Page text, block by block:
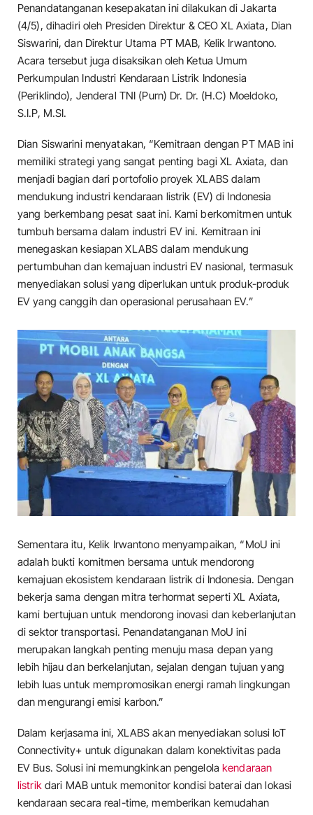
Penandatanganan kesepakatan ini dilakukan di Jakarta
(4/5), dihadiri oleh Presiden Direktur & CEO XL Axiata, Dian
Siswarini, dan Direktur Utama PT MAB, Kelik Irwantono.
Acara tersebut juga disaksikan oleh Ketua Umum
Perkumpulan Industri Kendaraan Listrik Indonesia
(Periklindo), Jenderal TNI (Purn) Dr. Dr. (H.C) Moeldoko,
S.I.P, M.SI.
Dian Siswarini menyatakan, “Kemitraan dengan PT MAB ini
memiliki strategi yang sangat penting bagi XL Axiata, dan
menjadi bagian dari portofolio proyek XLABS dalam
mendukung industri kendaraan listrik (EV) di Indonesia
yang berkembang pesat saat ini. Kami berkomitmen untuk
tumbuh bersama dalam industri EV ini. Kemitraan ini
menegaskan kesiapan XLABS dalam mendukung
pertumbuhan dan kemajuan industri EV nasional, termasuk
menyediakan solusi yang diperlukan untuk produk-produk
EV yang canggih dan operasional perusahaan EV.”
Sementara itu, Kelik Irwantono menyampaikan, “MoU ini
adalah bukti komitmen bersama untuk mendorong
kemajuan ekosistem kendaraan listrik di Indonesia. Dengan
bekerja sama dengan mitra terhormat seperti XL Axiata,
kami bertujuan untuk mendorong inovasi dan keberlanjutan
di sektor transportasi. Penandatanganan MoU ini
merupakan langkah penting menuju masa depan yang
lebih hijau dan berkelanjutan, sejalan dengan tujuan yang
lebih luas untuk mempromosikan energi ramah lingkungan
dan mengurangi emisi karbon.”
Dalam kerjasama ini, XLABS akan menyediakan solusi IoT
Connectivity+ untuk digunakan dalam konektivitas pada
EV Bus. Solusi ini memungkinkan pengelolakendaraan
listrik dari MAB untuk memonitor kondisi baterai dan lokasi
kendaraan secara real-time, memberikan kemudahan